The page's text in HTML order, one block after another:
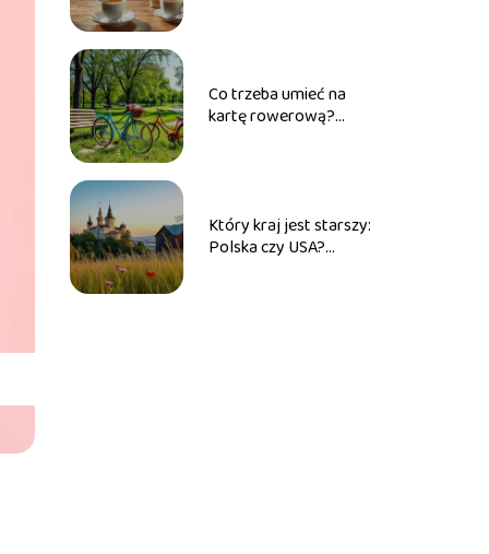
Co trzeba umieć na
kartę rowerową?
Który kraj jest starszy:
Polska czy USA?